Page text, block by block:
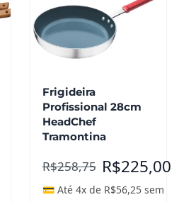
Frigideira
Profissional 28cm
HeadChef
Tramontina
R$258,75 R$225,00
💳 Até 4x de R$56,25sem